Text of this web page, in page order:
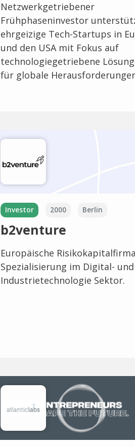
Netzwerkgetriebener
Frühphaseninvestor
ehrgeizige Tech-Startups in
und den USA mit Fokus auf
technologiegetriebene
für globale
Investor 2000 Berlin
b2venture
Europäische
Spezialisierung im Digital- und
Industrietechnologie Sektor.